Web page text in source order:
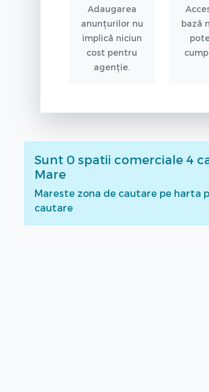
Adaugarea
anunțurilor nu
implică niciun
cost pentru
agenție.
bază
Sunt 0 spatii comerciale 4
Mare
Mareste zona de cautare pe harta
cautare